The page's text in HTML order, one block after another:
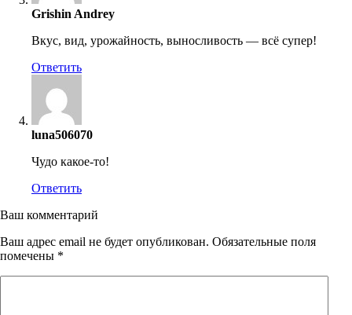
Grishin Andrey
Вкус, вид, урожайность, выносливость — всё супер!
Ответить
luna506070
Чудо какое-то!
Ответить
Ваш комментарий
Ваш адрес email не будет опубликован. Обязательные поля
помечены *